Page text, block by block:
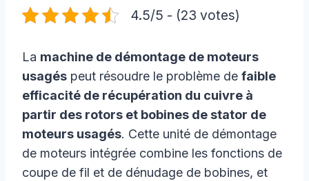
4.5/5 - (23 votes)
La machine de démontage de moteurs
usagés peut résoudre le problème de faible
efficacité de récupération du cuivre à
partir des rotors et bobines de stator de
moteurs usagés. Cette unité de démontage
de moteurs intégrée combine les fonctions de
coupe de fil et de dénudage de bobines, et